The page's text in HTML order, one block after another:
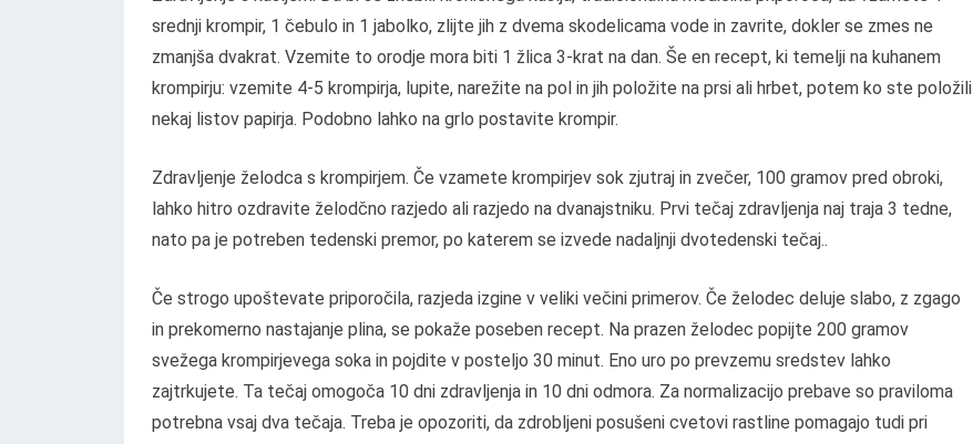
srednji krompir, 1 čebulo in 1 jabolko, zlijte jih z dvema skodelicama vode in zavrite, dokler se zmes ne
zmanjša dvakrat. Vzemite to orodje mora biti 1 žlica 3-krat na dan. Še en recept, ki temelji na kuhanem
krompirju: vzemite 4-5 krompirja, lupite, narežite na pol in jih položite na prsi ali hrbet, potem ko ste položili
nekaj listov papirja. Podobno lahko na grlo postavite krompir.
Zdravljenje želodca s krompirjem. Če vzamete krompirjev sok zjutraj in zvečer, 100 gramov pred obroki,
lahko hitro ozdravite želodčno razjedo ali razjedo na dvanajstniku. Prvi tečaj zdravljenja naj traja 3 tedne,
nato pa je potreben tedenski premor, po katerem se izvede nadaljnji dvotedenski tečaj..
Če strogo upoštevate priporočila, razjeda izgine v veliki večini primerov. Če želodec deluje slabo, z zgago
in prekomerno nastajanje plina, se pokaže poseben recept. Na prazen želodec popijte 200 gramov
svežega krompirjevega soka in pojdite v posteljo 30 minut. Eno uro po prevzemu sredstev lahko
zajtrkujete. Ta tečaj omogoča 10 dni zdravljenja in 10 dni odmora. Za normalizacijo prebave so praviloma
potrebna vsaj dva tečaja. Treba je opozoriti, da zdrobljeni posušeni cvetovi rastline pomagajo tudi pri